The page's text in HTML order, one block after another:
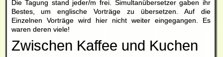
Die Tagung stand jeder/m frei. Simultanübersetzer gaben ihr
Bestes, um englische Vorträge zu übersetzen. Auf die
Einzelnen Vorträge wird hier nicht weiter eingegangen. Es
waren deren viele!
Zwischen Kaffee und Kuchen